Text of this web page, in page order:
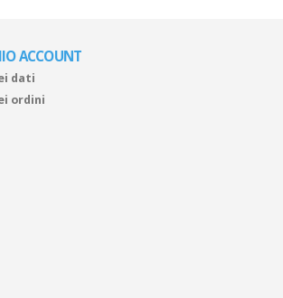
ACCOUNT
dati
ordini